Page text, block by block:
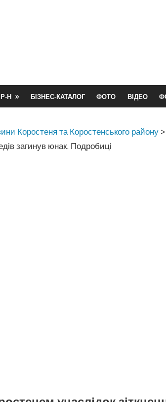
Н БІЗНЕС-КАТАЛОГ ФОТО ВІДЕО
Коростеня та Коростенського району >
загинув юнак. Подробиці